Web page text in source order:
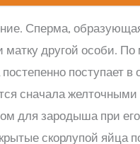
Сперма,
другой особи.
поступает
сначала желточными
для зародыша при
скорлупой яйца